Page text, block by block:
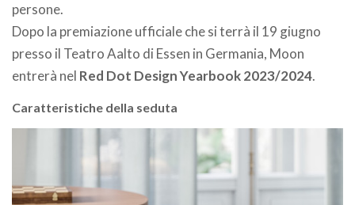
persone.
Dopo la premiazione ufficiale che si terrà il 19 giugno
presso il Teatro Aalto di Essen in Germania, Moon
entrerà nel Red Dot Design Yearbook 2023/2024.
Caratteristiche della seduta